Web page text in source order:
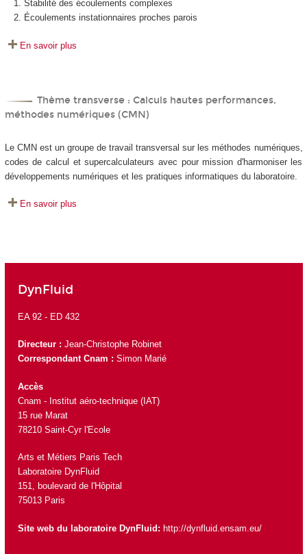
Stabilité des écoulements complexes
Écoulements instationnaires proches parois
En savoir plus
Thème transverse : Calculs hautes performances,
méthodes numériques (CMN)
Le CMN est un groupe de travail transversal sur les méthodes numériques,
codes de calcul et supercalculateurs avec pour mission d'harmoniser les
développements numériques et les pratiques informatiques du laboratoire.
En savoir plus
DynFluid
EA 92 - ED 432
Directeur : Jean-Christophe Robinet
Correspondant Cnam : Simon Marié
Accès
Cnam - Institut aéro-technique (IAT)
15 rue Marat
78210 Saint-Cyr l'Ecole
Arts et Métiers Paris Tech
Laboratoire DynFluid
151, boulevard de l'Hôpital
75013 Paris
Site web du laboratoire DynFluid: http://dynfluid.ensam.eu/